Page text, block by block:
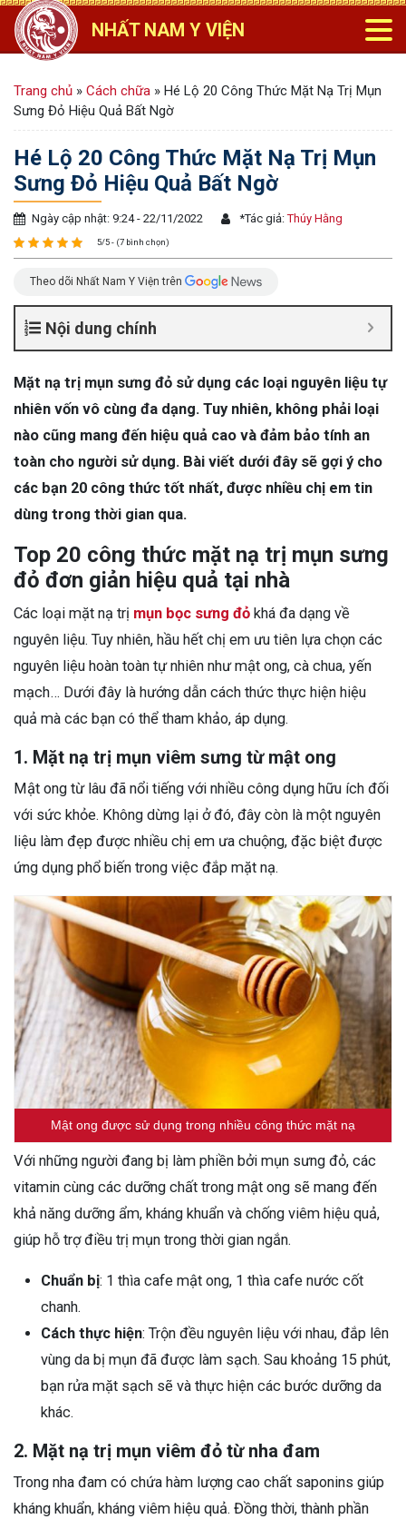
NHẤT NAM Y VIỆN
Trang chủ » Cách chữa » Hé Lộ 20 Công Thức Mặt Nạ Trị Mụn
Sưng Đỏ Hiệu Quả Bất Ngờ
Hé Lộ 20 Công Thức Mặt Nạ Trị Mụn
Sưng Đỏ Hiệu Quả Bất Ngờ
Ngày cập nhật: 9:24 - 22/11/2022 *Tác giả:Thúy Hằng
5/5 - (7 bình chọn)
Theo dõi Nhất Nam Y Viện trên
Nội dung chính
Mặt nạ trị mụn sưng đỏ sử dụng các loại nguyên liệu tự
nhiên vốn vô cùng đa dạng. Tuy nhiên, không phải loại
nào cũng mang đến hiệu quả cao và đảm bảo tính an
toàn cho người sử dụng. Bài viết dưới đây sẽ gợi ý cho
các bạn 20 công thức tốt nhất, được nhiều chị em tin
dùng trong thời gian qua.
Top 20 công thức mặt nạ trị mụn sưng
đỏ đơn giản hiệu quả tại nhà
Các loại mặt nạ trị mụn bọc sưng đỏ khá đa dạng về
nguyên liệu. Tuy nhiên, hầu hết chị em ưu tiên lựa chọn các
nguyên liệu hoàn toàn tự nhiên như mật ong, cà chua, yến
mạch… Dưới đây là hướng dẫn cách thức thực hiện hiệu
quả mà các bạn có thể tham khảo, áp dụng.
1. Mặt nạ trị mụn viêm sưng từ mật ong
Mật ong từ lâu đã nổi tiếng với nhiều công dụng hữu ích đối
với sức khỏe. Không dừng lại ở đó, đây còn là một nguyên
liệu làm đẹp được nhiều chị em ưa chuộng, đặc biệt được
ứng dụng phổ biến trong việc đắp mặt nạ.
Mật ong được sử dụng trong nhiều công thức mặt nạ
Với những người đang bị làm phiền bởi mụn sưng đỏ, các
vitamin cùng các dưỡng chất trong mật ong sẽ mang đến
khả năng dưỡng ẩm, kháng khuẩn và chống viêm hiệu quả,
giúp hỗ trợ điều trị mụn trong thời gian ngắn.
Chuẩn bị: 1 thìa cafe mật ong, 1 thìa cafe nước cốt
chanh.
Cách thực hiện: Trộn đều nguyên liệu với nhau, đắp lên
vùng da bị mụn đã được làm sạch. Sau khoảng 15 phút,
bạn rửa mặt sạch sẽ và thực hiện các bước dưỡng da
khác.
2. Mặt nạ trị mụn viêm đỏ từ nha đam
Trong nha đam có chứa hàm lượng cao chất saponins giúp
kháng khuẩn, kháng viêm hiệu quả. Đồng thời, thành phần